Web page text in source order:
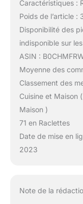
Caractéristiques :
Poids de l’article :
Disponibilité des
indisponible sur
ASIN :
Moyenne des
Classement des
Cuisine et Maison
Maison )
71 en Raclettes
Date de mise en
2023
Note de la